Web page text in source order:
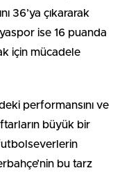
36’ya çıkararak
ise 16 puanda
için mücadele
performansını ve
büyük bir
bu tarz